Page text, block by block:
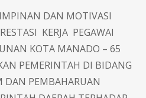
DAN MOTIVASI
KERJA PEGAWAI
KOTA MANADO – 65
PEMERINTAH DI BIDANG
DAN PEMBAHARUAN